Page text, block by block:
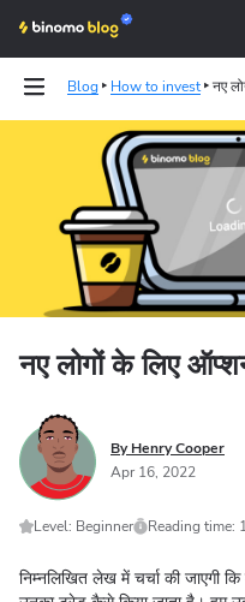
Blog How to invest नए
Binomo on
नए लोगों के लिए
By Henry Cooper
Apr 16, 2022
Level: Beginner Reading time:
निम्नलिखित लेख में चर्चा की जाएगी